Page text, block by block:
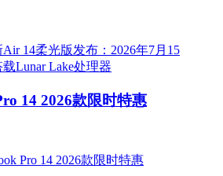
14 2026款限时特惠